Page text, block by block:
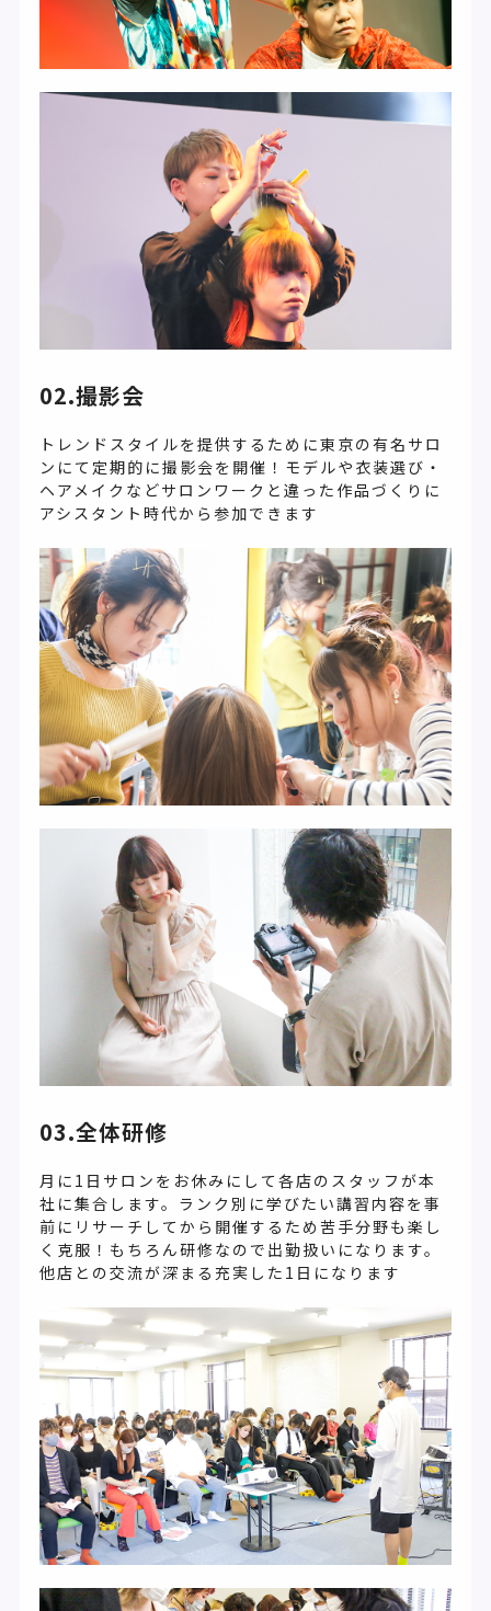
02.撮影会
トレンドスタイルを提供するために東京の有名サロ
ンにて定期的に撮影会を開催！モデルや衣装選び・
ヘアメイクなどサロンワークと違った作品づくりに
アシスタント時代から参加できます
03.全体研修
月に1日サロンをお休みにして各店のスタッフが本
社に集合します。ランク別に学びたい講習内容を事
前にリサーチしてから開催するため苦手分野も楽し
く克服！もちろん研修なので出勤扱いになります。
他店との交流が深まる充実した1日になります